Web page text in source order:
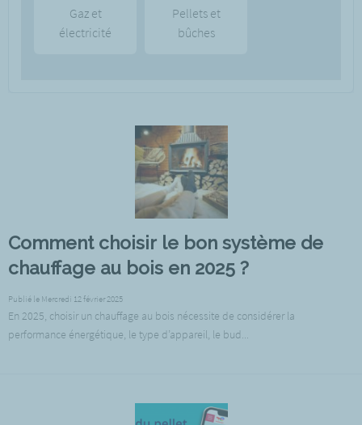
Gaz et
électricité
Pellets et
bûches
Comment choisir le bon système de
chauffage au bois en 2025 ?
Publié le Mercredi 12 février 2025
En 2025, choisir un chauffage au bois nécessite de considérer la
performance énergétique, le type d’appareil, le bud...